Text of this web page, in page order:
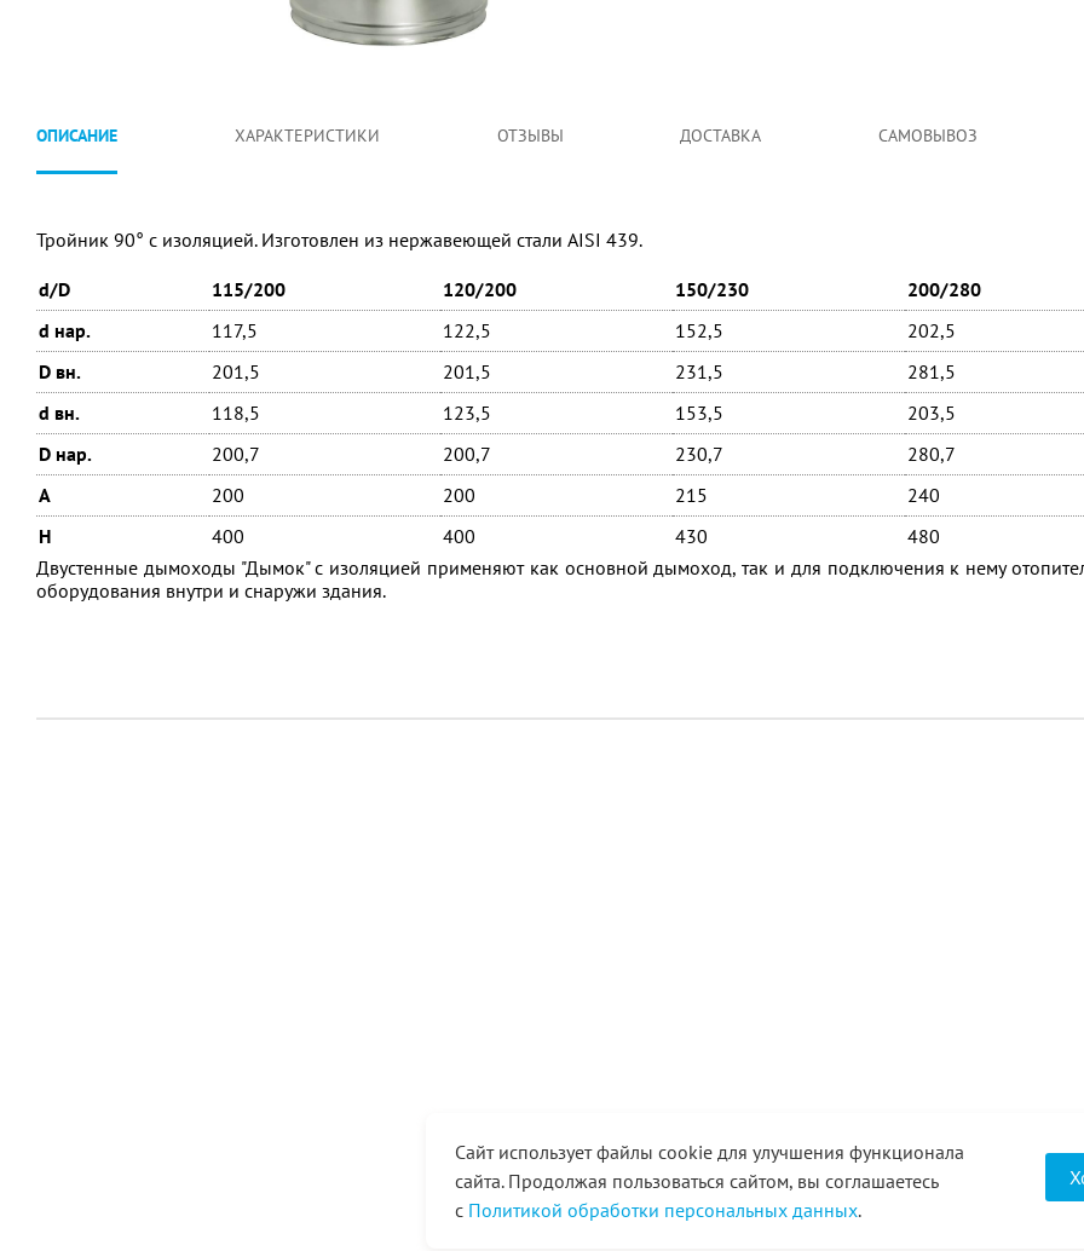
ОПИСАНИЕ ХАРАКТЕРИСТИКИ ОТЗЫВЫ ДОСТАВКА САМОВЫВОЗ
Тройник 90° с изоляцией. Изготовлен из нержавеющей стали AISI 439.
d/D 115/200 120/200 150/230
200/280
d нар.
117,5 122,5 152,5
202,5
D вн.
201,5 201,5 231,5
281,5
d вн.
118,5 123,5 153,5
203,5
D нар.
200,7 200,7 230,7
280,7
A
200 200 215
240
H
400 400 430
480
Двустенные дымоходы "Дымок" с изоляцией применяют как основной дымоход, так и для подключения к нему
оборудования внутри и снаружи здания.
Сайт использует файлы cookie для улучшения функционала
сайта. Продолжая пользоваться сайтом, вы соглашаетесь
с Политикой обработки персональных данных.